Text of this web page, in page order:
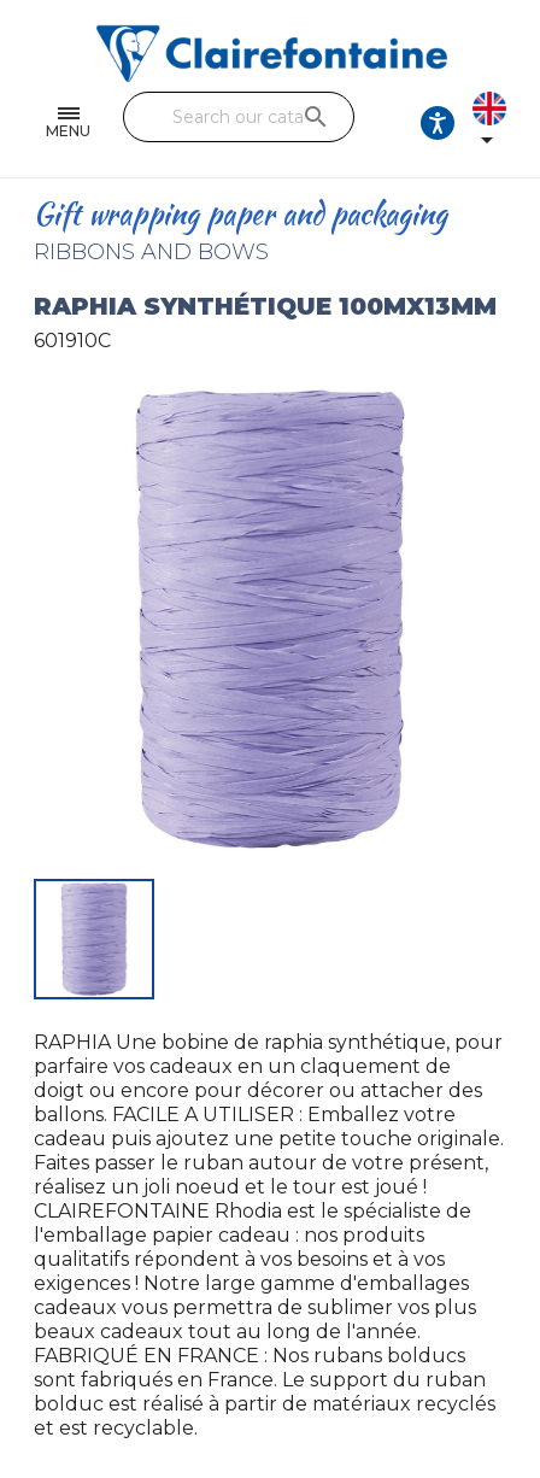
MENU
Single and double sheets
Fine arts
Handicraft
Pencil cases & Leather goods
FIND OUR COLLECTIONS
All the collections
search

Gift wrapping paper and packaging
RIBBONS AND BOWS
RAPHIA SYNTHÉTIQUE 100MX13MM
601910C
RAPHIA Une bobine de raphia synthétique, pour
parfaire vos cadeaux en un claquement de
doigt ou encore pour décorer ou attacher des
ballons. FACILE A UTILISER : Emballez votre
cadeau puis ajoutez une petite touche originale.
Faites passer le ruban autour de votre présent,
réalisez un joli noeud et le tour est joué !
CLAIREFONTAINE Rhodia est le spécialiste de
l'emballage papier cadeau : nos produits
qualitatifs répondent à vos besoins et à vos
exigences ! Notre large gamme d'emballages
cadeaux vous permettra de sublimer vos plus
beaux cadeaux tout au long de l'année.
FABRIQUÉ EN FRANCE : Nos rubans bolducs
sont fabriqués en France. Le support du ruban
bolduc est réalisé à partir de matériaux recyclés
et est recyclable.